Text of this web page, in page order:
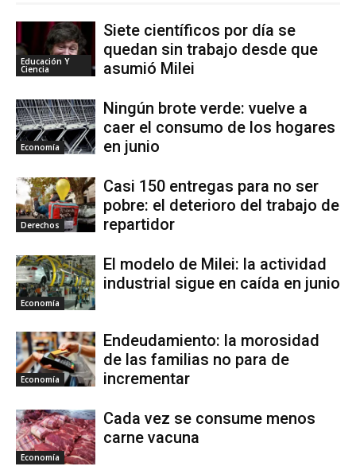
Educación Y
Ciencia
Siete científicos por día se
quedan sin trabajo desde que
asumió Milei
Economía
Ningún brote verde: vuelve a
caer el consumo de los hogares
en junio
Derechos
Casi 150 entregas para no ser
pobre: el deterioro del trabajo de
repartidor
Economía
El modelo de Milei: la actividad
industrial sigue en caída en junio
Economía
Endeudamiento: la morosidad
de las familias no para de
incrementar
Economía
Cada vez se consume menos
carne vacuna